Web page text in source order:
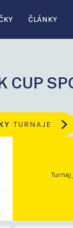
ČLÁNKY
CUP
TURNAJE
Turnaj